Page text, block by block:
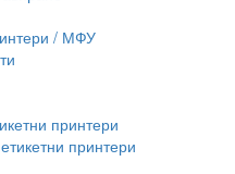
/ МФУ
принтери
принтери